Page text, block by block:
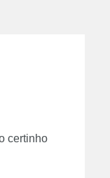
certinho